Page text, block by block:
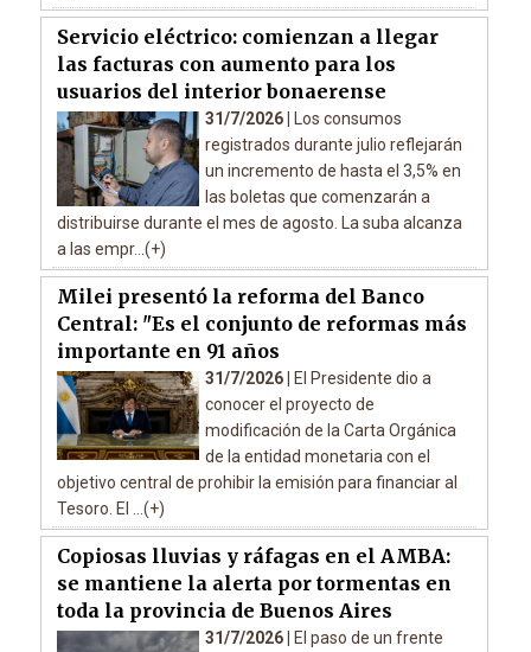
Servicio eléctrico: comienzan a llegar
las facturas con aumento para los
usuarios del interior bonaerense
31/7/2026 |
Los consumos
registrados durante julio reflejarán
un incremento de hasta el 3,5% en
las boletas que comenzarán a
distribuirse durante el mes de agosto. La suba alcanza
a las empr...(+)
Milei presentó la reforma del Banco
Central: "Es el conjunto de reformas más
importante en 91 años
31/7/2026 |
El Presidente dio a
conocer el proyecto de
modificación de la Carta Orgánica
de la entidad monetaria con el
objetivo central de prohibir la emisión para financiar al
Tesoro. El ...(+)
Copiosas lluvias y ráfagas en el AMBA:
se mantiene la alerta por tormentas en
toda la provincia de Buenos Aires
31/7/2026 |
El paso de un frente